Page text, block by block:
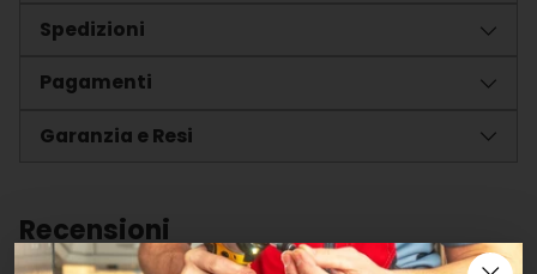
Spedizioni
Pagamenti
Garanzia e Resi
Recensioni